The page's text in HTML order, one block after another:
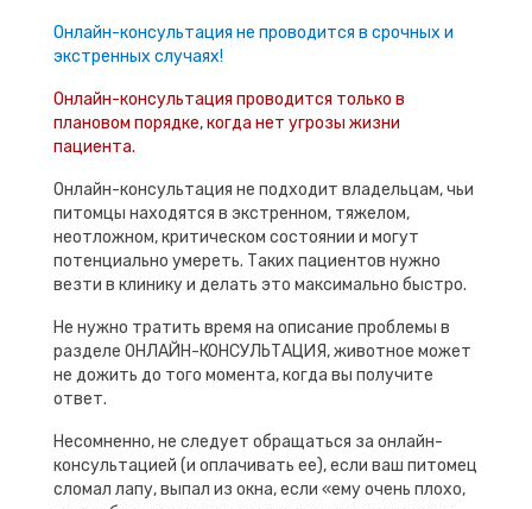
Онлайн-консультация не проводится в срочных и
экстренных случаях!
Онлайн-консультация проводится только в
плановом порядке, когда нет угрозы жизни
пациента.
Онлайн-консультация не подходит владельцам, чьи
питомцы находятся в экстренном, тяжелом,
неотложном, критическом состоянии и могут
потенциально умереть. Таких пациентов нужно
везти в клинику и делать это максимально быстро.
Не нужно тратить время на описание проблемы в
разделе ОНЛАЙН-КОНСУЛЬТАЦИЯ, животное может
не дожить до того момента, когда вы получите
ответ.
Несомненно, не следует обращаться за онлайн-
консультацией (и оплачивать ее), если ваш питомец
сломал лапу, выпал из окна, если «ему очень плохо,